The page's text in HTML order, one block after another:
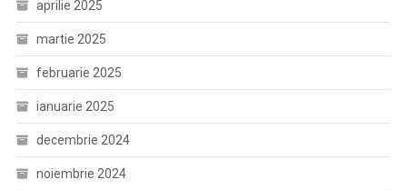
aprilie 2025
martie 2025
februarie 2025
ianuarie 2025
decembrie 2024
noiembrie 2024